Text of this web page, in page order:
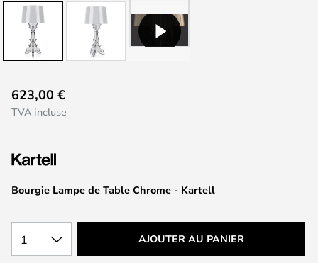
to
the
of
the
images
Bourgie Lampe de Table Chrome - Kartell
623,00 €
TVA incluse
1 AJOUTER AU PANIER